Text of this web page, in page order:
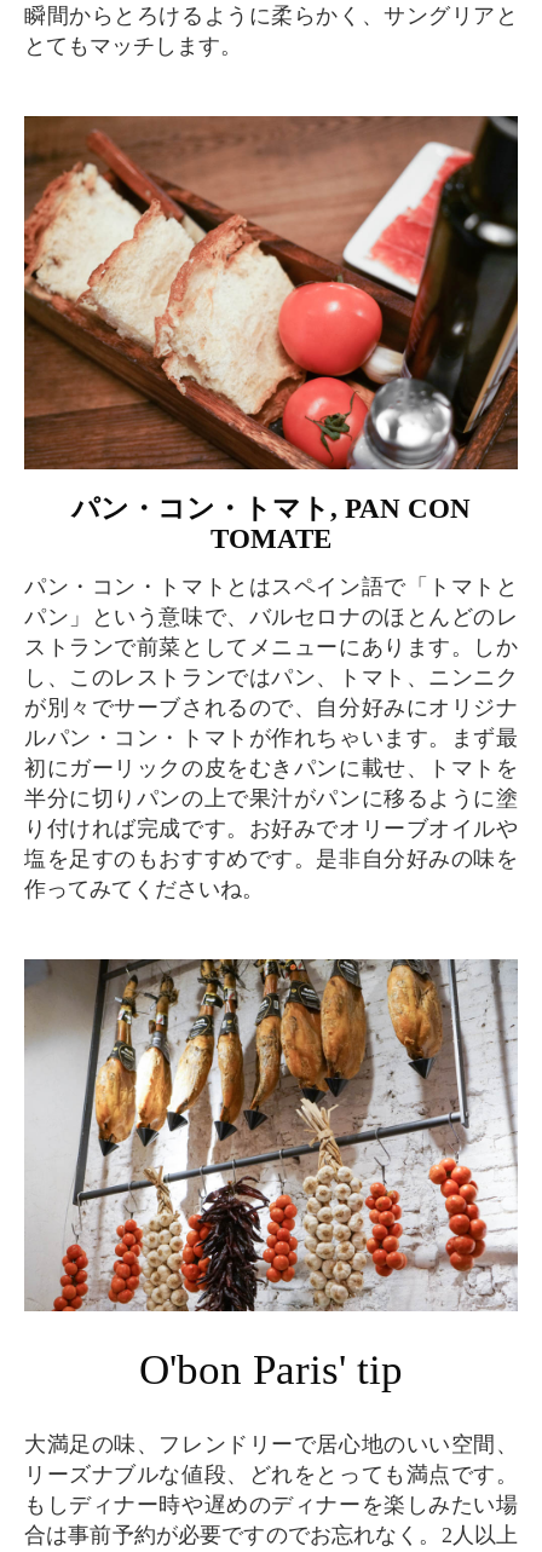
瞬間からとろけるように柔らかく、サングリアと
とてもマッチします。
パン・コン・トマト, PAN CON
TOMATE
パン・コン・トマトとはスペイン語で「トマトと
パン」という意味で、バルセロナのほとんどのレ
ストランで前菜としてメニューにあります。しか
し、このレストランではパン、トマト、ニンニク
が別々でサーブされるので、自分好みにオリジナ
ルパン・コン・トマトが作れちゃいます。まず最
初にガーリックの皮をむきパンに載せ、トマトを
半分に切りパンの上で果汁がパンに移るように塗
り付ければ完成です。お好みでオリーブオイルや
塩を足すのもおすすめです。是非自分好みの味を
作ってみてくださいね。
O'bon Paris' tip
大満足の味、フレンドリーで居心地のいい空間、
リーズナブルな値段、どれをとっても満点です。
もしディナー時や遅めのディナーを楽しみたい場
合は事前予約が必要ですのでお忘れなく。2人以上